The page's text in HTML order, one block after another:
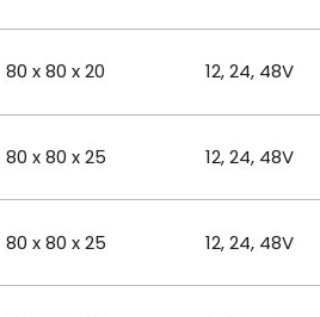
80 x 80 x 20 12, 24, 48V
80 x 80 x 25 12, 24, 48V
80 x 80 x 25 12, 24, 48V